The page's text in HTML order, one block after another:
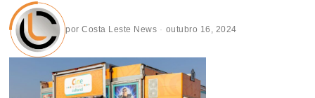
porCosta Leste News outubro 16, 2024